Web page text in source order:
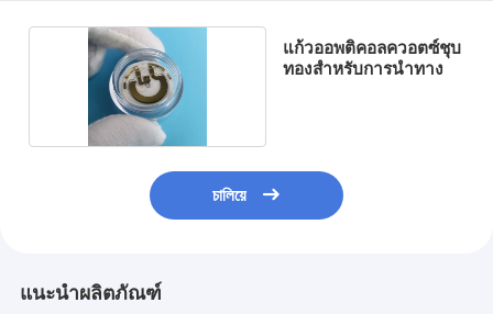
แก้วออพติคอลควอตซ์ชุบ
ทองสำหรับการนำทาง
চালিয়ে
แนะนำผลิตภัณฑ์